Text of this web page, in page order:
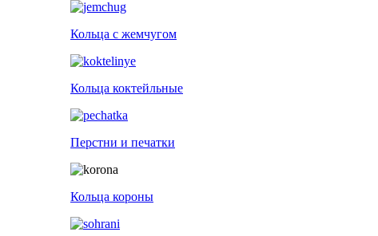
Кольца с жемчугом
Кольца коктейльные
Перстни и печатки
Кольца короны